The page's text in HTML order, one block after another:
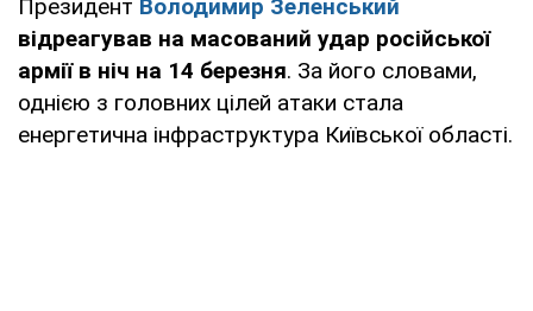
Президент Володимир Зеленський
відреагував на масований удар російської
армії в ніч на 14 березня. За його словами,
однією з головних цілей атаки стала
енергетична інфраструктура Київської області.